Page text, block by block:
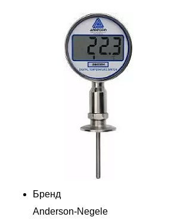
Бренд
Anderson-Negele